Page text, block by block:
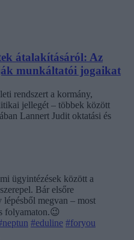
átalakításáról: Az
munkáltatói jogaikat
rendszert a kormány,
jellegét – többek között
Lannert Judit oktatási és
ügyintézések között a
Bár elsőre
megvan – most
folyamaton.😉
#eduline #foryou